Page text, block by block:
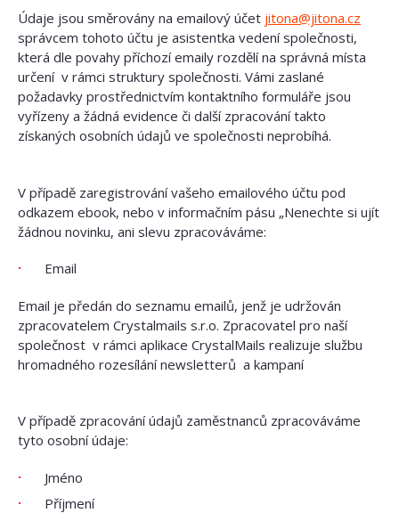
Údaje jsou směrovány na emailový účet jitona@jitona.cz
správcem tohoto účtu je asistentka vedení společnosti,
která dle povahy příchozí emaily rozdělí na správná místa
určení v rámci struktury společnosti. Vámi zaslané
požadavky prostřednictvím kontaktního formuláře jsou
vyřízeny a žádná evidence či další zpracování takto
získaných osobních údajů ve společnosti neprobíhá.
V případě zaregistrování vašeho emailového účtu pod
odkazem ebook, nebo v informačním pásu „Nenechte si ujít
žádnou novinku, ani slevu zpracováváme:
Email
Email je předán do seznamu emailů, jenž je udržován
zpracovatelem Crystalmails s.r.o. Zpracovatel pro naší
společnost v rámci aplikace CrystalMails realizuje službu
hromadného rozesílání newsletterů a kampaní
V případě zpracování údajů zaměstnanců zpracováváme
tyto osobní údaje:
Jméno
Příjmení